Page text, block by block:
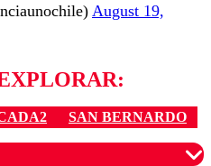
August 19,
SAN BERNARDO